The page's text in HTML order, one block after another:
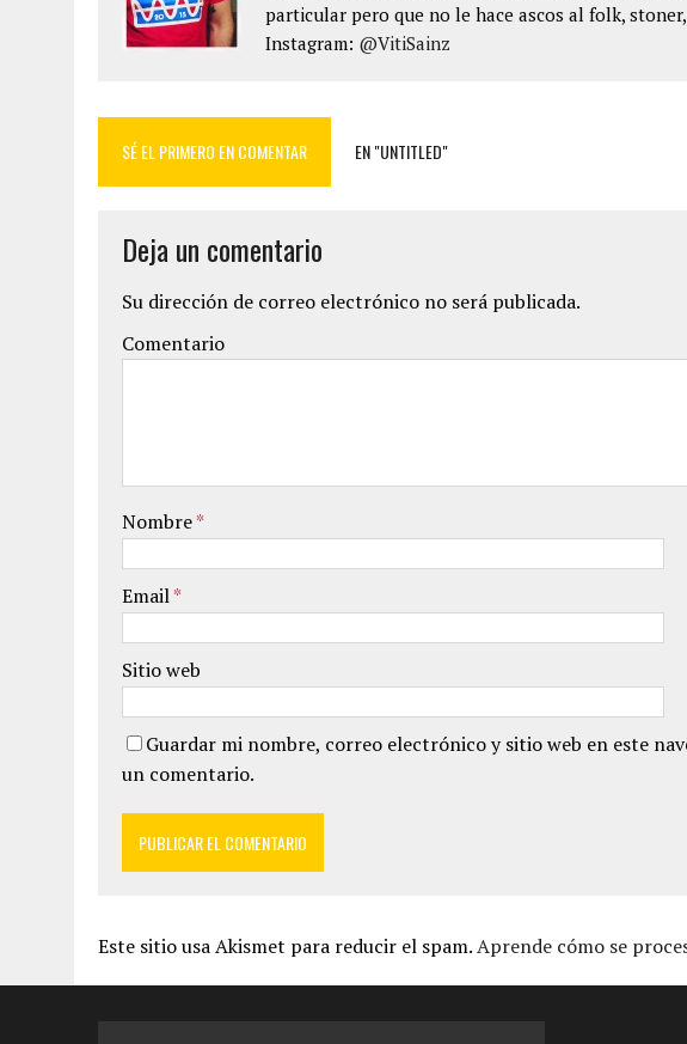
particular pero que no le hace ascos al folk,
Instagram: @VitiSainz
SÉ EL PRIMERO EN COMENTAR EN "UNTITLED"
Deja un comentario
Su dirección de correo electrónico no será publicada.
Comentario
Nombre*
Email*
Sitio web
Guardar mi nombre, correo electrónico y sitio web en este
un comentario.
Este sitio usa Akismet para reducir el spam.Aprende cómo se